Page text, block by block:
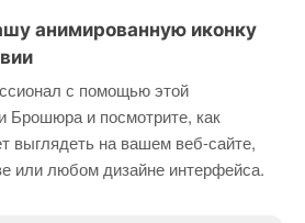
анимированную иконку
с помощью этой
Брошюра и посмотрите, как
выглядеть на вашем веб-сайте,
или любом дизайне интерфейса.